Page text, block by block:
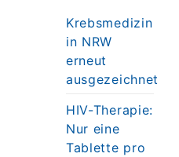
Krebsmedizin
in NRW
erneut
ausgezeichnet
HIV-Therapie:
Nur eine
Tablette pro